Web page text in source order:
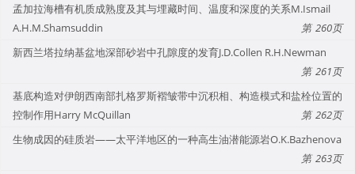
孟加拉海槽有机质成熟度及其与埋藏时间、温度和深度的关系M.Ismail
A.H.M.Shamsuddin
260
新西兰塔拉纳基盆地深部砂岩中孔隙度的发育J.D.Collen R.H.Newman
261
基底构造对伊朗西南部扎格罗斯褶皱带中沉积相、构造模式和盐栓位置的
控制作用Harry McQuillan
262
生物成因的硅质岩——太平洋地区的一种高生油潜能源岩O.K.Bazhenova
263